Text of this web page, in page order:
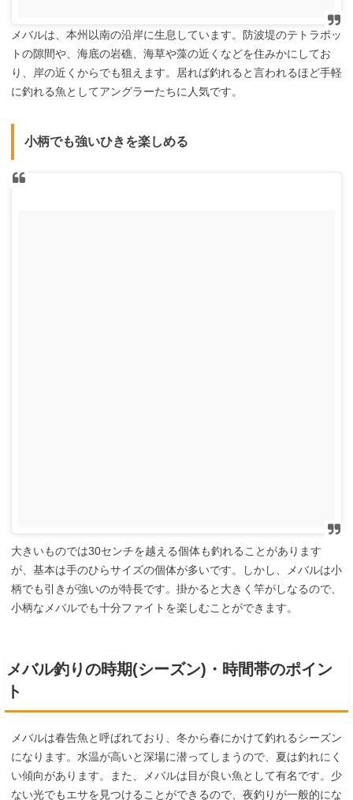
メバルは、本州以南の沿岸に生息しています。防波堤のテトラポッ
トの隙間や、海底の岩礁、海草や藻の近くなどを住みかにしてお
り、岸の近くからでも狙えます。居れば釣れると言われるほど手軽
に釣れる魚としてアングラーたちに人気です。
小柄でも強いひきを楽しめる
大きいものでは30センチを越える個体も釣れることがあります
が、基本は手のひらサイズの個体が多いです。しかし、メバルは小
柄でも引きが強いのが特長です。掛かると大きく竿がしなるので、
小柄なメバルでも十分ファイトを楽しむことができます。
メバル釣りの時期(シーズン)・時間帯のポイン
ト
メバルは春告魚と呼ばれており、冬から春にかけて釣れるシーズン
になります。水温が高いと深場に潜ってしまうので、夏は釣れにく
い傾向があります。また、メバルは目が良い魚として有名です。少
ない光でもエサを見つけることができるので、夜釣りが一般的にな